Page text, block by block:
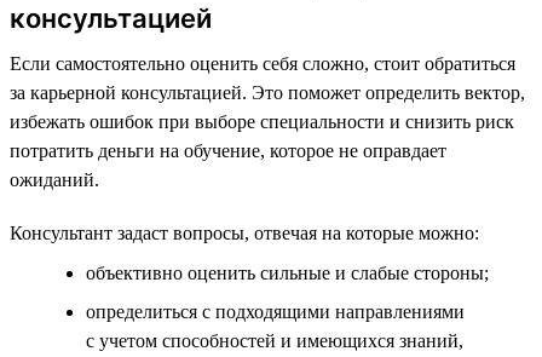
консультацией
Если самостоятельно оценить себя сложно, стоит обратиться
за карьерной консультацией. Это поможет определить вектор,
избежать ошибок при выборе специальности и снизить риск
потратить деньги на обучение, которое не оправдает
ожиданий.
Консультант задаст вопросы, отвечая на которые можно:
объективно оценить сильные и слабые стороны;
определиться с подходящими направлениями
с учетом способностей и имеющихся знаний,